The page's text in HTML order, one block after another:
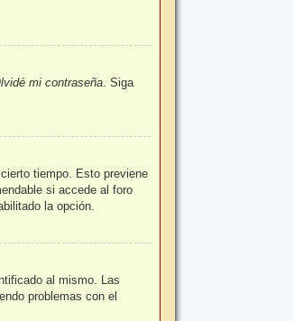
mi contraseña. Siga
tiempo. Esto previene
si accede al foro
la opción.
al mismo. Las
problemas con el